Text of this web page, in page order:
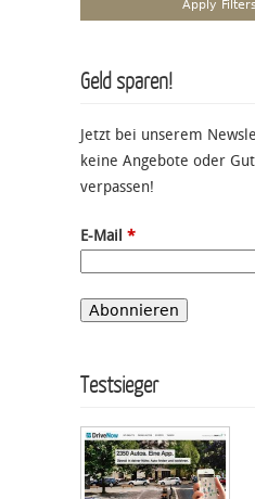
Geld sparen!
Jetzt bei unserem
keine Angebote oder
verpassen!
E-Mail *
Testsieger